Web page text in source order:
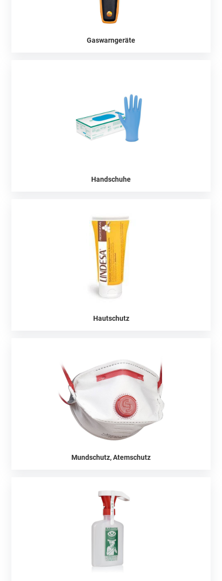
Gaswarngeräte
Handschuhe
Hautschutz
Mundschutz, Atemschutz